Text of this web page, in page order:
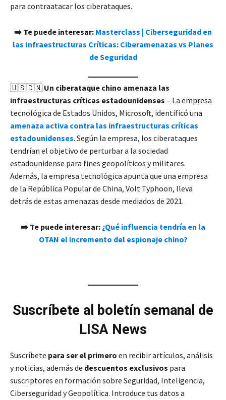
para contraatacar los ciberataques.
➡️ Te puede interesar: Masterclass | Ciberseguridad en
las Infraestructuras Críticas: Ciberamenazas vs Planes
de Seguridad
🇺🇸🇨🇳 Un ciberataque chino amenaza las
infraestructuras críticas estadounidenses – La empresa
tecnológica de Estados Unidos, Microsoft, identificó una
amenaza activa contra las infraestructuras críticas
estadounidenses. Según la empresa, los ciberataques
tendrían el objetivo de perturbar a la sociedad
estadounidense para fines geopolíticos y militares.
Además, la empresa tecnológica apunta que una empresa
de la República Popular de China, Volt Typhoon, lleva
detrás de estas amenazas desde mediados de 2021.
➡️ Te puede interesar: ¿Qué influencia tendría en la
OTAN el incremento del espionaje chino?
Suscríbete al boletín semanal de
LISA News
Suscríbete para ser el primero en recibir artículos, análisis
y noticias, además de descuentos exclusivos para
suscriptores en formación sobre Seguridad, Inteligencia,
Ciberseguridad y Geopolítica. Introduce tus datos a